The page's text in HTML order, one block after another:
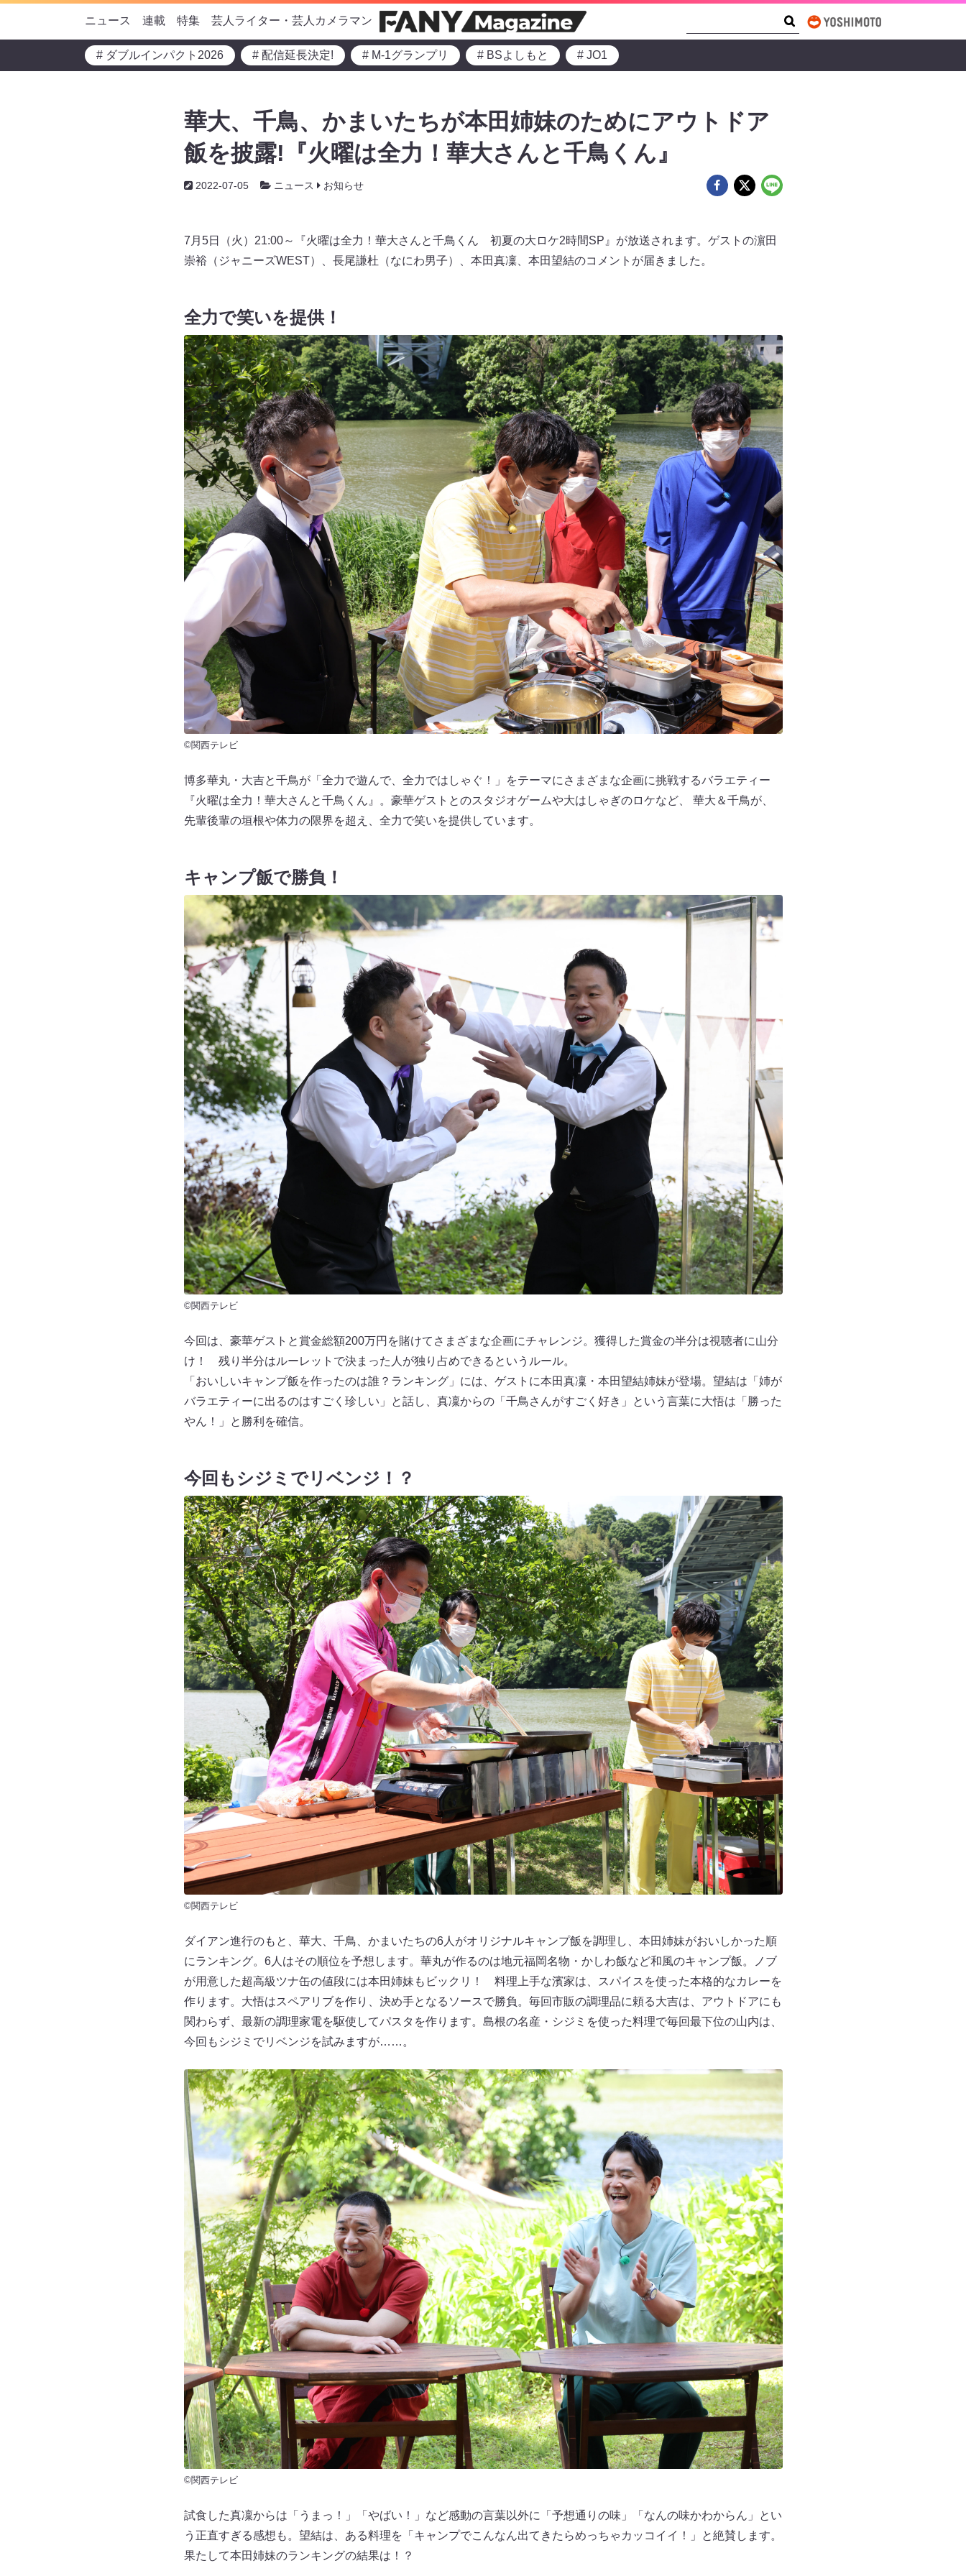
ニュース 連載 特集 芸人ライター・芸人カメラマン
# ダブルインパクト2026 # 配信延長決定! # M-1グランプリ # BSよしもと # JO1
華大、千鳥、かまいたちが本田姉妹のためにアウトドア
飯を披露!『火曜は全力！華大さんと千鳥くん』
2022-07-05 ニュース お知らせ
7月5日（火）21:00～『火曜は全力！華大さんと千鳥くん 初夏の大ロケ2時間SP』が放送されます。ゲストの濵田
崇裕（ジャニーズWEST）、長尾謙杜（なにわ男子）、本田真凜、本田望結のコメントが届きました。
全力で笑いを提供！
©関西テレビ
博多華丸・大吉と千鳥が「全力で遊んで、全力ではしゃぐ！」をテーマにさまざまな企画に挑戦するバラエティー
『火曜は全力！華大さんと千鳥くん』。豪華ゲストとのスタジオゲームや大はしゃぎのロケなど、 華大＆千鳥が、
先輩後輩の垣根や体力の限界を超え、全力で笑いを提供しています。
キャンプ飯で勝負！
©関西テレビ
今回は、豪華ゲストと賞金総額200万円を賭けてさまざまな企画にチャレンジ。獲得した賞金の半分は視聴者に山分
け！ 残り半分はルーレットで決まった人が独り占めできるというルール。
「おいしいキャンプ飯を作ったのは誰？ランキング」には、ゲストに本田真凜・本田望結姉妹が登場。望結は「姉が
バラエティーに出るのはすごく珍しい」と話し、真凜からの「千鳥さんがすごく好き」という言葉に大悟は「勝った
やん！」と勝利を確信。
今回もシジミでリベンジ！？
©関西テレビ
ダイアン進行のもと、華大、千鳥、かまいたちの6人がオリジナルキャンプ飯を調理し、本田姉妹がおいしかった順
にランキング。6人はその順位を予想します。華丸が作るのは地元福岡名物・かしわ飯など和風のキャンプ飯。ノブ
が用意した超高級ツナ缶の値段には本田姉妹もビックリ！ 料理上手な濱家は、スパイスを使った本格的なカレーを
作ります。大悟はスペアリブを作り、決め手となるソースで勝負。毎回市販の調理品に頼る大吉は、アウトドアにも
関わらず、最新の調理家電を駆使してパスタを作ります。島根の名産・シジミを使った料理で毎回最下位の山内は、
今回もシジミでリベンジを試みますが……。
©関西テレビ
試食した真凜からは「うまっ！」「やばい！」など感動の言葉以外に「予想通りの味」「なんの味かわからん」とい
う正直すぎる感想も。望結は、ある料理を「キャンプでこんなん出てきたらめっちゃカッコイイ！」と絶賛します。
果たして本田姉妹のランキングの結果は！？